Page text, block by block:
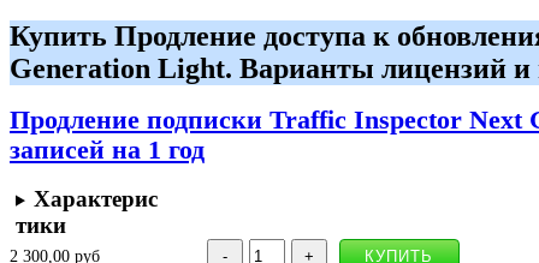
Купить Продление доступа к
Generation Light. Варианты лицензий
Продление подписки Traffic Inspector Next
записей на 1 год
Характерис
тики
2 300,00 руб